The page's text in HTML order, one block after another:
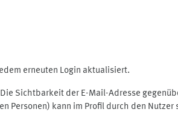
erneuten Login aktualisiert.
Sichtbarkeit der E-Mail-Adresse
Personen) kann im Profil durch den